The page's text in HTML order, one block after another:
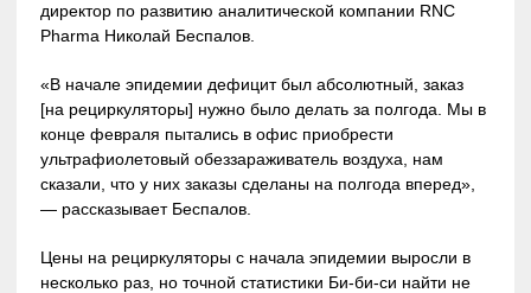
директор по развитию аналитической компании RNC
Pharma Николай Беспалов.
«В начале эпидемии дефицит был абсолютный, заказ
[на рециркуляторы] нужно было делать за полгода. Мы в
конце февраля пытались в офис приобрести
ультрафиолетовый обеззараживатель воздуха, нам
сказали, что у них заказы сделаны на полгода вперед»,
— рассказывает Беспалов.
Цены на рециркуляторы с начала эпидемии выросли в
несколько раз, но точной статистики Би-би-си найти не